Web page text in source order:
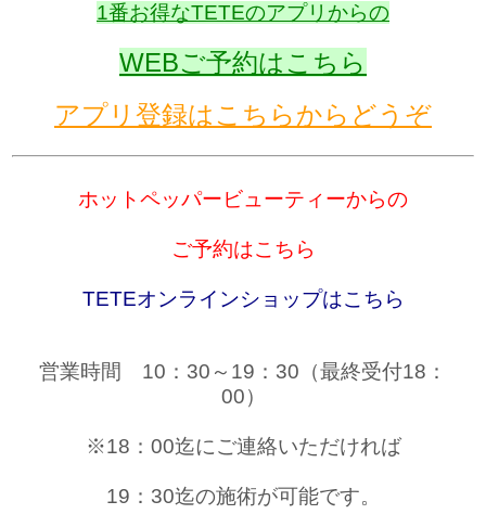
1番お得なTETEのアプリからの
WEBご予約はこちら
アプリ登録はこちらからどうぞ
ホットペッパービューティーからの
ご予約はこちら
TETEオンラインショップはこちら
営業時間 10：30～19：30（最終受付18：
00）
※18：00迄にご連絡いただければ
19：30迄の施術が可能です。